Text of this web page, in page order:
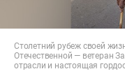
Столетний рубеж своей
Отечественной — ветеран
отрасли и настоящая